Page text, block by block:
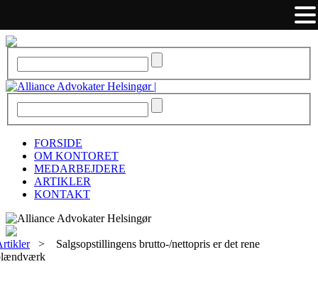
FORSIDE
OM KONTORET
MEDARBEJDERE
ARTIKLER
KONTAKT
> Salgsopstillingens brutto-/nettopris er det rene